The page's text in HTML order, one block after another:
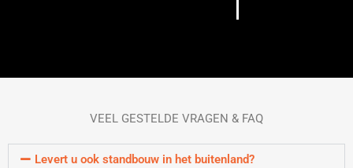
VEEL GESTELDE VRAGEN & FAQ
Levert u ook standbouw in het buitenland?